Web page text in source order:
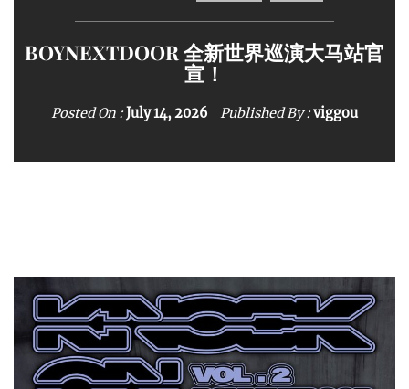
BOYNEXTDOOR 全新世界巡演大马站官
宣！
Posted On :July 14, 2026 Published By :viggou
摇滚狂欢炸裂吉隆坡！萧秉治《活着
Alive》巡演 Zepp KL 热血开唱
Posted On :July 5, 2026 Published By :viggou
四大印尼金曲制造机Dadali、Repvblik、
Armada及Samsons联手打造年度最强怀旧
春！
《GRASSHOPPER THREE IN LOVE
CONCERT 草蜢演唱会2026》马来西亚站
Unifi Arena